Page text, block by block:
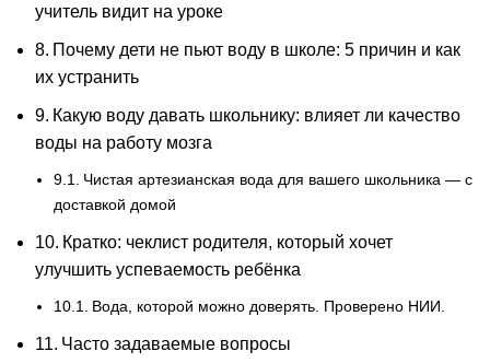
учитель видит на уроке
Почему дети не пьют воду в школе: 5 причин и как
их устранить
Какую воду давать школьнику: влияет ли качество
воды на работу мозга
Чистая артезианская вода для вашего школьника — с
доставкой домой
Кратко: чеклист родителя, который хочет
улучшить успеваемость ребёнка
Вода, которой можно доверять. Проверено НИИ.
Часто задаваемые вопросы